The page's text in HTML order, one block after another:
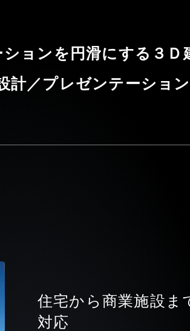
ョンを円滑にする３Ｄ
計／プレゼンテーション
住宅から商業施設ま
対応